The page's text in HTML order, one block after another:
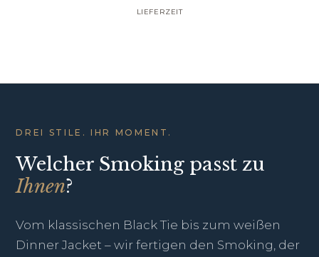
LIEFERZEIT
DREI STILE. IHR MOMENT.
Welcher Smoking passt zu
Ihnen?
Vom klassischen Black Tie bis zum weißen
Dinner Jacket – wir fertigen den Smoking, der